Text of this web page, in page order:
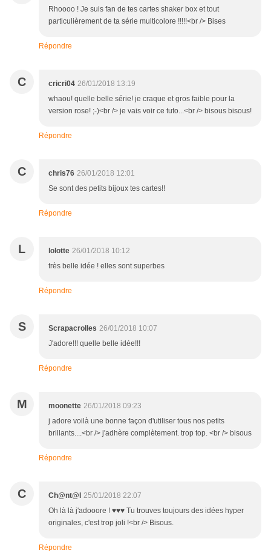
Rhoooo ! Je suis fan de tes cartes shaker box et tout
particulièrement de ta série multicolore !!!!!<br /> Bises
Répondre
C cricri04 26/01/2018 13:19
whaou! quelle belle série! je craque et gros faible pour la
version rose! ;-)<br /> je vais voir ce tuto...<br /> bisous bisous!
Répondre
C chris76 26/01/2018 12:01
Se sont des petits bijoux tes cartes!!
Répondre
L lolotte 26/01/2018 10:12
très belle idée ! elles sont superbes
Répondre
S Scrapacrolles 26/01/2018 10:07
J'adore!!! quelle belle idée!!!
Répondre
M moonette 26/01/2018 09:23
j adore voilà une bonne façon d'utiliser tous nos petits
brillants....<br /> j'adhère complètement. trop top. <br /> bisous
Répondre
C Ch@nt@l 25/01/2018 22:07
Oh là là j'adooore ! ♥♥♥ Tu trouves toujours des idées hyper
originales, c'est trop joli !<br /> Bisous.
Répondre